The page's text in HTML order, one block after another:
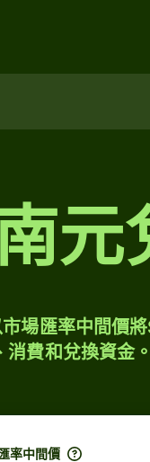
元
場匯率中間價
消費和兌換資金。
率中間價